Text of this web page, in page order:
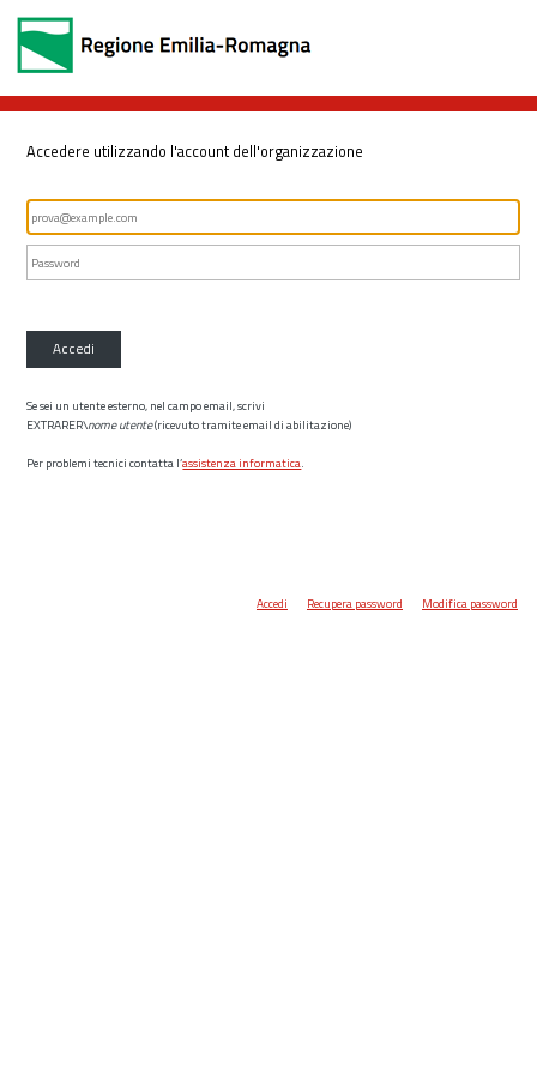
Accedere utilizzando l'account dell'organizzazione
Accedi
Se sei un utente esterno, nel campo email, scrivi
EXTRARER\nome utente(ricevuto tramite email di abilitazione)
Per problemi tecnici contatta l’assistenza informatica.
Accedi Recupera password Modifica password